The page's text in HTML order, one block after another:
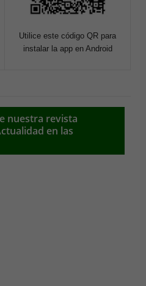
Utilice este código QR para
instalar la app en Android
nuestra revista
en las